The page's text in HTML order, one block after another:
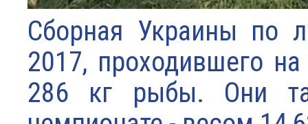
Сборная Украины по
2017, проходившего
286 кг рыбы. Они